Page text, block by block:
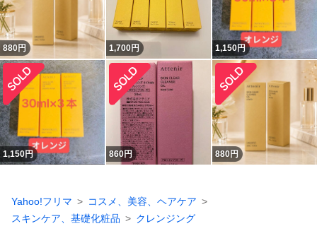
880円 1,700円 1,150円
1,150円 860円 880円
Yahoo!フリマ
コスメ、美容、ヘアケア
スキンケア、基礎化粧品
クレンジング